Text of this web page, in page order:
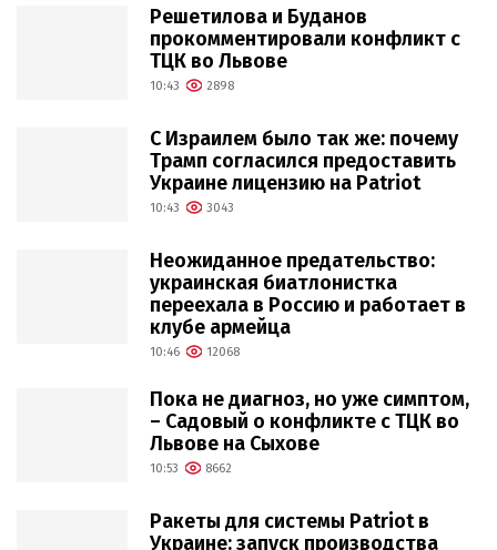
Решетилова и Буданов
прокомментировали конфликт с
ТЦК во Львове
10:43 2898
С Израилем было так же: почему
Трамп согласился предоставить
Украине лицензию на Patriot
10:43 3043
Неожиданное предательство:
украинская биатлонистка
переехала в Россию и работает в
клубе армейца
10:46 12068
Пока не диагноз, но уже симптом,
– Садовый о конфликте с ТЦК во
Львове на Сыхове
10:53 8662
Ракеты для системы Patriot в
Украине: запуск производства